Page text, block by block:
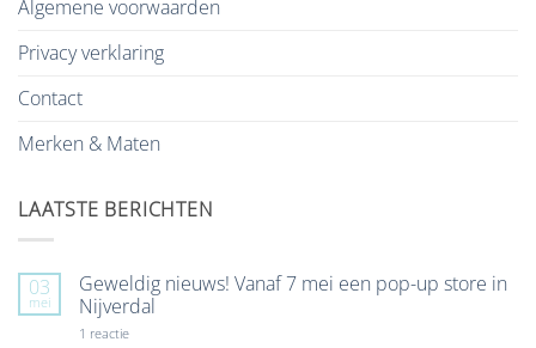
Algemene voorwaarden
Privacy verklaring
Contact
Merken & Maten
LAATSTE BERICHTEN
03
mei
Geweldig nieuws! Vanaf 7 mei een pop-up store in
Nijverdal
1 reactieop